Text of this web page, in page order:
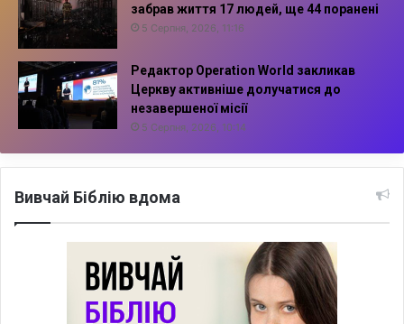
забрав життя 17 людей, ще 44 поранені
5 Серпня, 2026, 11:16
Редактор Operation World закликав
Церкву активніше долучатися до
незавершеної місії
5 Серпня, 2026, 10:14
Вивчай Біблію вдома